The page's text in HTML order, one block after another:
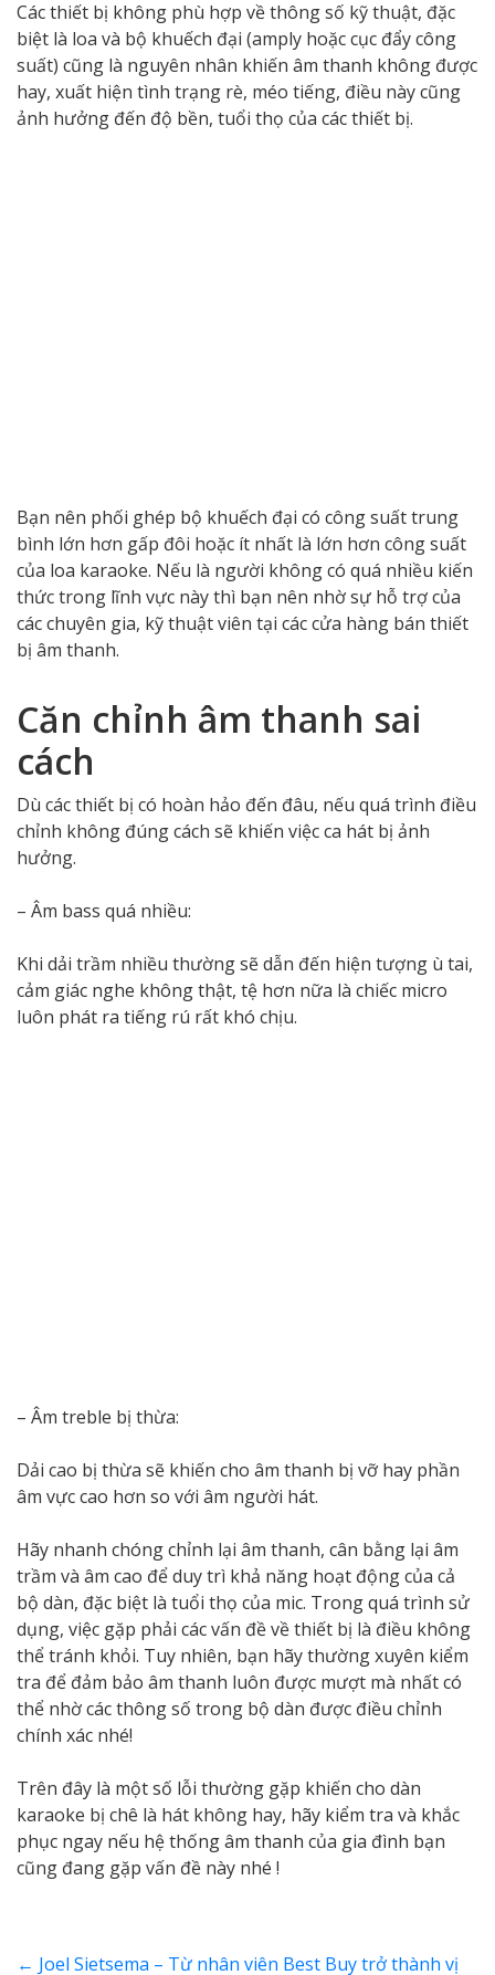
Các thiết bị không phù hợp về thông số kỹ thuật, đặc
biệt là loa và bộ khuếch đại (amply hoặc cục đẩy công
suất) cũng là nguyên nhân khiến âm thanh không được
hay, xuất hiện tình trạng rè, méo tiếng, điều này cũng
ảnh hưởng đến độ bền, tuổi thọ của các thiết bị.
Bạn nên phối ghép bộ khuếch đại có công suất trung
bình lớn hơn gấp đôi hoặc ít nhất là lớn hơn công suất
của loa karaoke. Nếu là người không có quá nhiều kiến
thức trong lĩnh vực này thì bạn nên nhờ sự hỗ trợ của
các chuyên gia, kỹ thuật viên tại các cửa hàng bán thiết
bị âm thanh.
Căn chỉnh âm thanh sai
cách
Dù các thiết bị có hoàn hảo đến đâu, nếu quá trình điều
chỉnh không đúng cách sẽ khiến việc ca hát bị ảnh
hưởng.
– Âm bass quá nhiều:
Khi dải trầm nhiều thường sẽ dẫn đến hiện tượng ù tai,
cảm giác nghe không thật, tệ hơn nữa là chiếc micro
luôn phát ra tiếng rú rất khó chịu.
– Âm treble bị thừa:
Dải cao bị thừa sẽ khiến cho âm thanh bị vỡ hay phần
âm vực cao hơn so với âm người hát.
Hãy nhanh chóng chỉnh lại âm thanh, cân bằng lại âm
trầm và âm cao để duy trì khả năng hoạt động của cả
bộ dàn, đặc biệt là tuổi thọ của mic. Trong quá trình sử
dụng, việc gặp phải các vấn đề về thiết bị là điều không
thể tránh khỏi. Tuy nhiên, bạn hãy thường xuyên kiểm
tra để đảm bảo âm thanh luôn được mượt mà nhất có
thể nhờ các thông số trong bộ dàn được điều chỉnh
chính xác nhé!
Trên đây là một số lỗi thường gặp khiến cho dàn
karaoke bị chê là hát không hay, hãy kiểm tra và khắc
phục ngay nếu hệ thống âm thanh của gia đình bạn
cũng đang gặp vấn đề này nhé !
← Joel Sietsema – Từ nhân viên Best Buy trở thành vị